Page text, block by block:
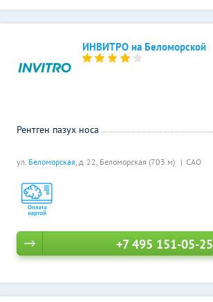
ИНВИТРО на Беломорской
ул. Беломорская, д. 22, Беломорская (703 м) САО
Рентген пазух носа
+7 495 151-05-25